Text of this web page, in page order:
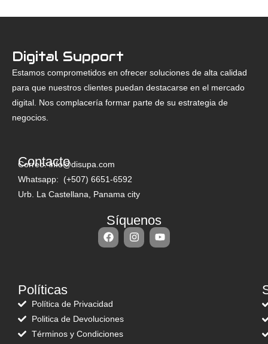
Digital Support
Estamos comprometidos en ofrecer soluciones de alta calidad
para que nuestros clientes puedan destacarse en el mercado
digital. Nos complacería formar parte de su estrategia de
negocios.
Contacto
Correo: info@disupa.com
Whatsapp: (+507) 6651-6592
Urb. La Castellana, Panama city
Síquenos
Políticas
Política de Privacidad
Politica de Devoluciones
Términos y Condiciones